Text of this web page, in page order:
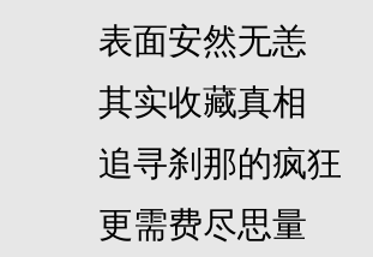
表面安然无恙
其实收藏真相
追寻刹那的疯狂
更需费尽思量